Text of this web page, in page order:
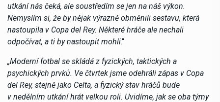
utkání nás čeká, ale soustředím se jen na náš výkon.
Nemyslím si, že by nějak výrazně obměnili sestavu, která
nastoupila v Copa del Rey. Některé hráče ale nechali
odpočívat, a ti by nastoupit mohli.“
„Moderní fotbal se skládá z fyzických, taktických a
psychických prvků. Ve čtvrtek jsme odehráli zápas v Copa
del Rey, stejně jako Celta, a fyzický stav hráčů bude
v nedělním utkání hrát velkou roli. Uvidíme, jak se oba týmy